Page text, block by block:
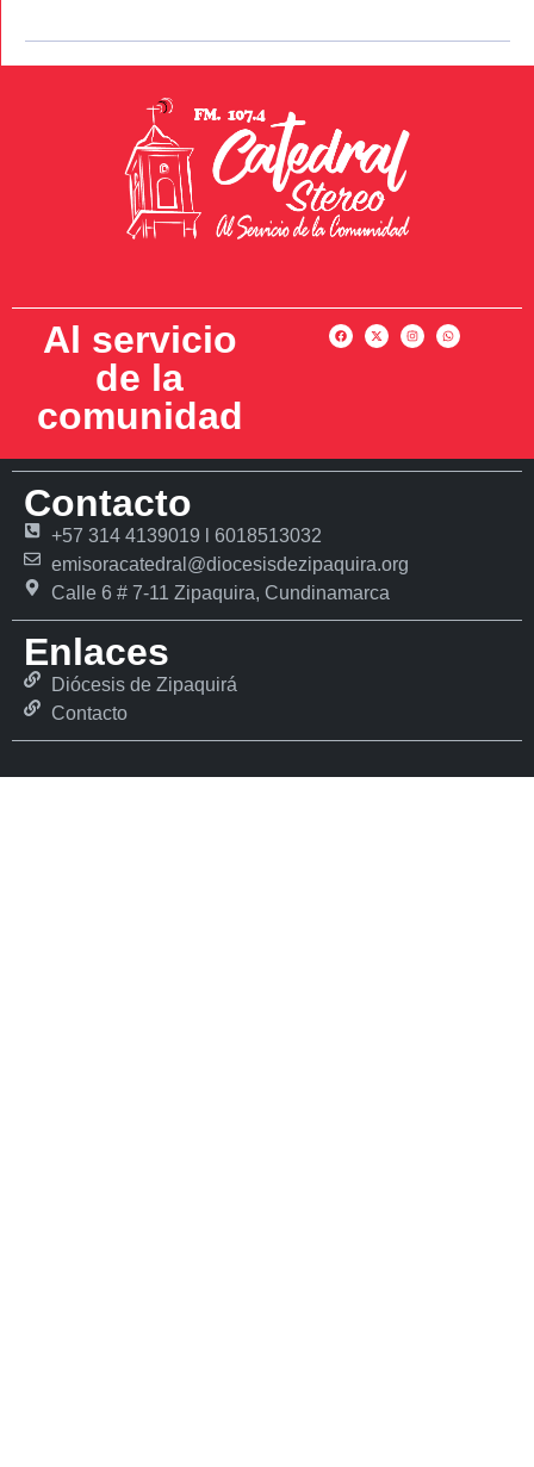
Al servicio
de la
comunidad
Contacto
+57 314 4139019 l 6018513032
emisoracatedral@diocesisdezipaquira.org
Calle 6 # 7-11 Zipaquira, Cundinamarca
Enlaces
Diócesis de Zipaquirá
Contacto